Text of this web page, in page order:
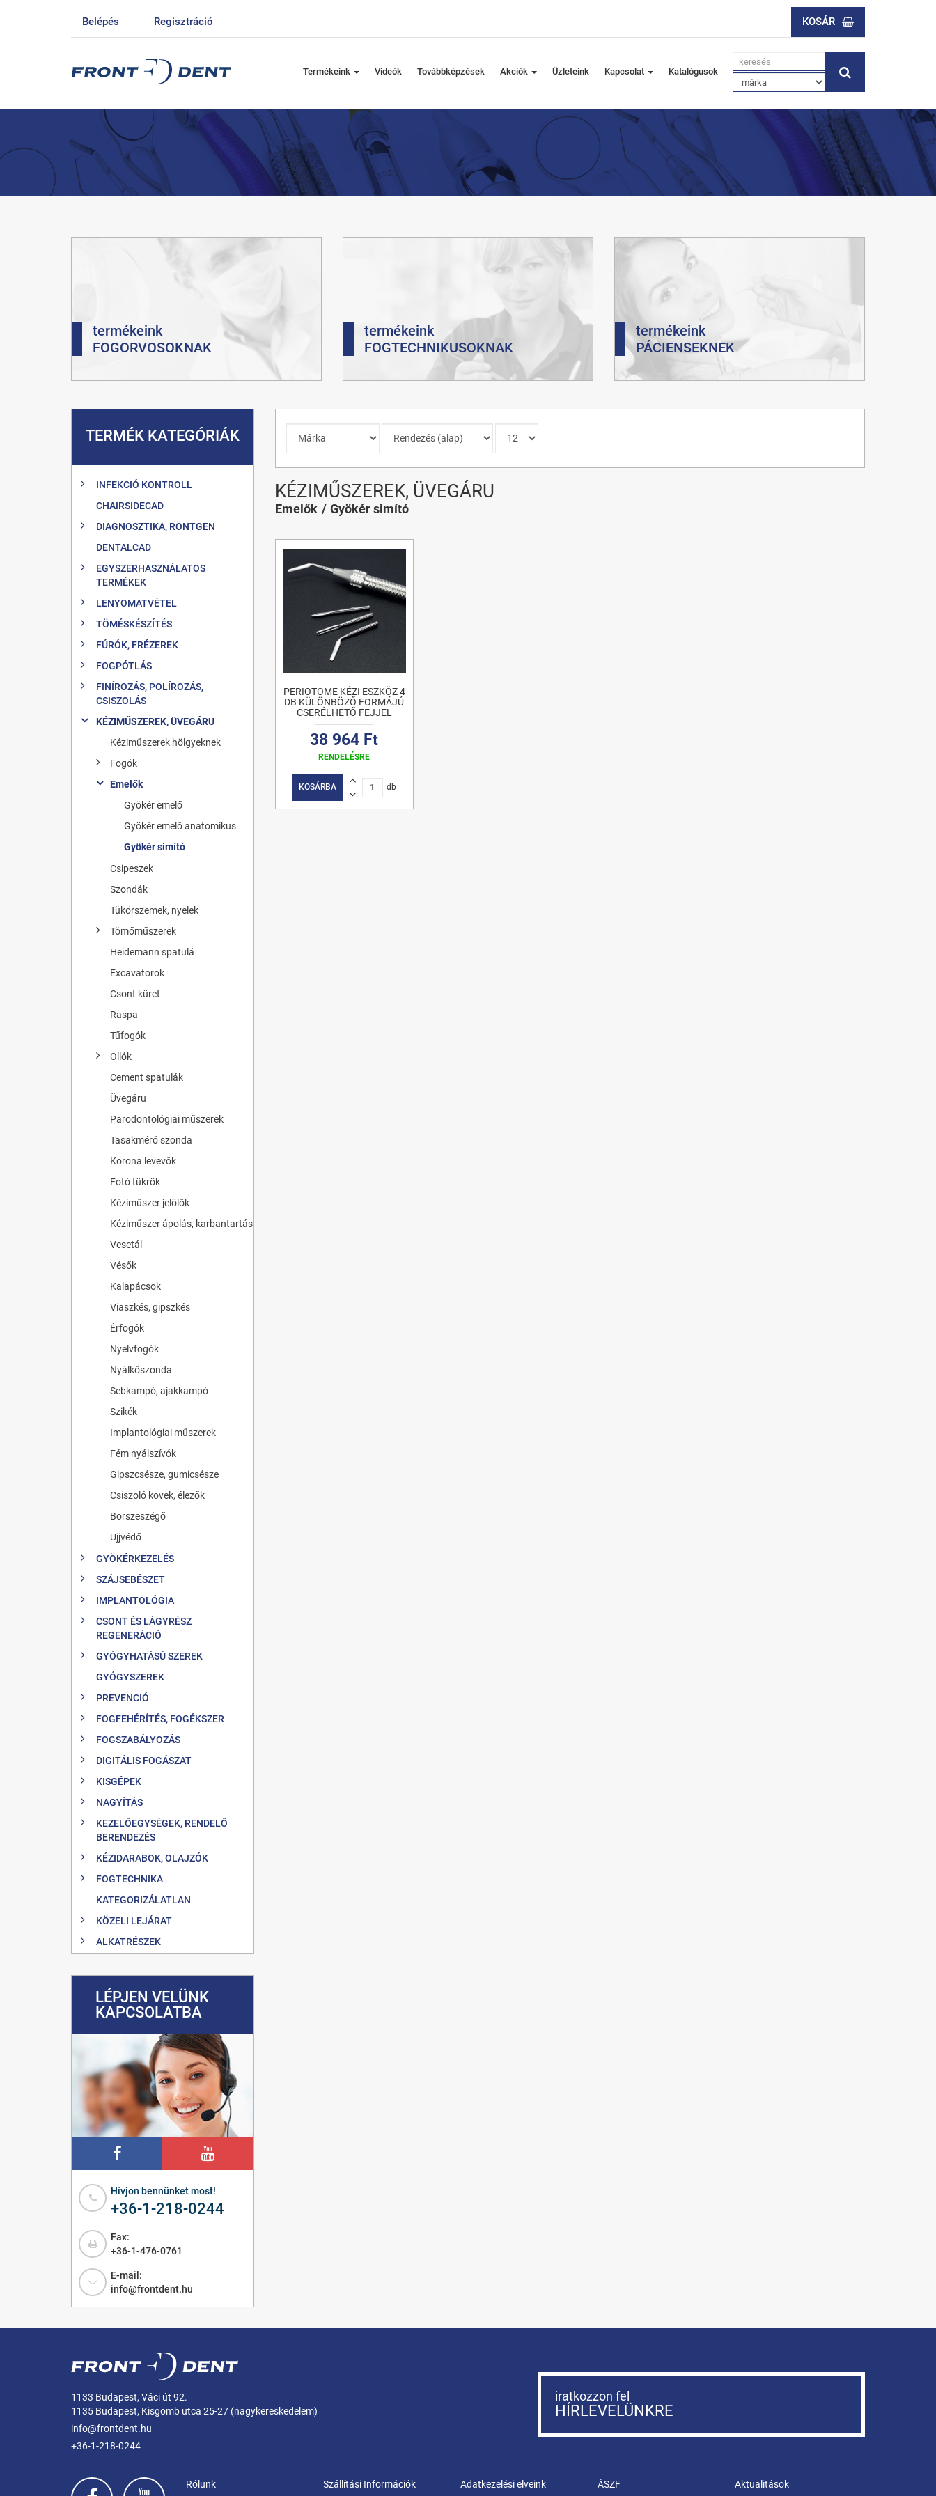
Belépés Regisztráció KOSÁR
Termékeink Videók Továbbképzések Akciók Üzleteink Kapcsolat Katalógusok
termékeink
FOGORVOSOKNAK
termékeink
FOGTECHNIKUSOKNAK
termékeink
PÁCIENSEKNEK
TERMÉK KATEGÓRIÁK
INFEKCIÓ KONTROLL
CHAIRSIDECAD
DIAGNOSZTIKA, RÖNTGEN
DENTALCAD
EGYSZERHASZNÁLATOS
TERMÉKEK
LENYOMATVÉTEL
TÖMÉSKÉSZÍTÉS
FÚRÓK, FRÉZEREK
FOGPÓTLÁS
FINÍROZÁS, POLÍROZÁS,
CSISZOLÁS
KÉZIMŰSZEREK, ÜVEGÁRU
Kéziműszerek hölgyeknek
Fogók
Emelők
Gyökér emelő
Gyökér emelő anatomikus
Gyökér simító
Csipeszek
Szondák
Tükörszemek, nyelek
Tömőműszerek
Heidemann spatulá
Excavatorok
Csont küret
Raspa
Tűfogók
Ollók
Cement spatulák
Üvegáru
Parodontológiai műszerek
Tasakmérő szonda
Korona levevők
Fotó tükrök
Kéziműszer jelölők
Kéziműszer ápolás, karbantartás
Vesetál
Vésők
Kalapácsok
Viaszkés, gipszkés
Érfogók
Nyelvfogók
Nyálkőszonda
Sebkampó, ajakkampó
Szikék
Implantológiai műszerek
Fém nyálszívók
Gipszcsésze, gumicsésze
Csiszoló kövek, élezők
Borszeszégő
Ujjvédő
GYÖKÉRKEZELÉS
SZÁJSEBÉSZET
IMPLANTOLÓGIA
CSONT ÉS LÁGYRÉSZ
REGENERÁCIÓ
GYÓGYHATÁSÚ SZEREK
GYÓGYSZEREK
PREVENCIÓ
FOGFEHÉRÍTÉS, FOGÉKSZER
FOGSZABÁLYOZÁS
DIGITÁLIS FOGÁSZAT
KISGÉPEK
NAGYÍTÁS
KEZELŐEGYSÉGEK, RENDELŐ
BERENDEZÉS
KÉZIDARABOK, OLAJZÓK
FOGTECHNIKA
KATEGORIZÁLATLAN
KÖZELI LEJÁRAT
ALKATRÉSZEK
LÉPJEN VELÜNK
KAPCSOLATBA
Hívjon bennünket most!
+36-1-218-0244
Fax:
+36-1-476-0761
E-mail:
info@frontdent.hu
KÉZIMŰSZEREK, ÜVEGÁRU
Emelők Gyökér simító
PERIOTOME KÉZI ESZKÖZ 4
DB KÜLÖNBÖZŐ FORMÁJÚ
CSERÉLHETŐ FEJJEL
38 964 Ft
RENDELÉSRE
KOSÁRBA db
1133 Budapest, Váci út 92.
1135 Budapest, Kisgömb utca 25-27 (nagykereskedelem)
info@frontdent.hu
+36-1-218-0244
iratkozzon fel
HÍRLEVELÜNKRE
Rólunk Szállítási Információk Adatkezelési elveink ÁSZF
Aktualitások